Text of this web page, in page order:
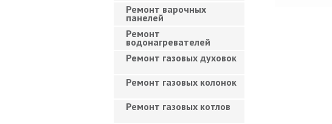
Ремонт варочных
панелей
Ремонт
водонагревателей
Ремонт газовых духовок
Ремонт газовых колонок
Ремонт газовых котлов